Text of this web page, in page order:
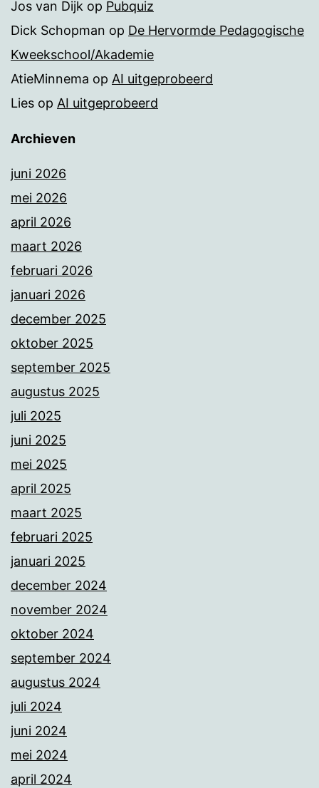
Jos van Dijk op Pubquiz
Dick Schopman op De Hervormde Pedagogische
Kweekschool/Akademie
AtieMinnema op AI uitgeprobeerd
Lies op AI uitgeprobeerd
Archieven
juni 2026
mei 2026
april 2026
maart 2026
februari 2026
januari 2026
december 2025
oktober 2025
september 2025
augustus 2025
juli 2025
juni 2025
mei 2025
april 2025
maart 2025
februari 2025
januari 2025
december 2024
november 2024
oktober 2024
september 2024
augustus 2024
juli 2024
juni 2024
mei 2024
april 2024